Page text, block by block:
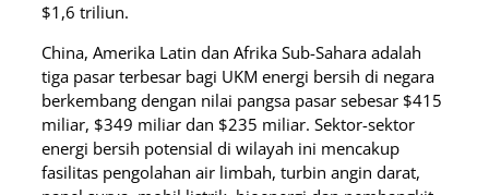
$1,6 triliun.
China, Amerika Latin dan Afrika Sub-Sahara adalah
tiga pasar terbesar bagi UKM energi bersih di negara
berkembang dengan nilai pangsa pasar sebesar $415
miliar, $349 miliar dan $235 miliar. Sektor-sektor
energi bersih potensial di wilayah ini mencakup
fasilitas pengolahan air limbah, turbin angin darat,